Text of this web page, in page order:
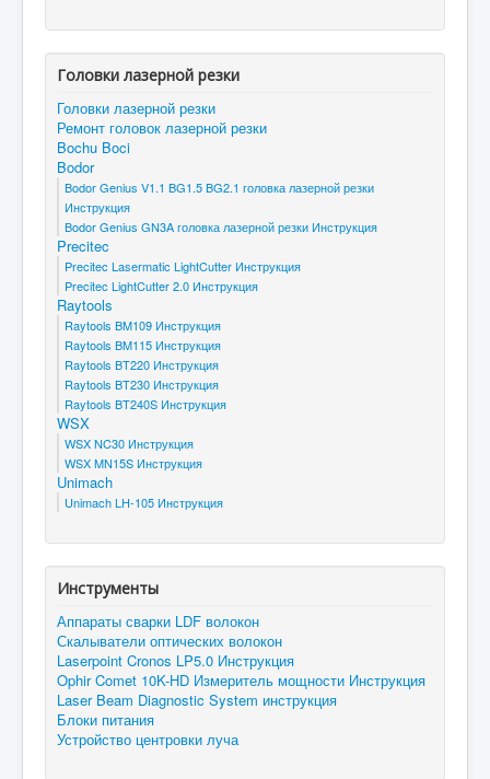
Головки лазерной резки
Головки лазерной резки
Ремонт головок лазерной резки
Bochu Boci
Bodor
Bodor Genius V1.1 BG1.5 BG2.1 головка лазерной резки
Инструкция
Bodor Genius GN3A головка лазерной резки Инструкция
Precitec
Precitec Lasermatic LightCutter Инструкция
Precitec LightCutter 2.0 Инструкция
Raytools
Raytools BM109 Инструкция
Raytools BM115 Инструкция
Raytools BT220 Инструкция
Raytools BT230 Инструкция
Raytools BT240S Инструкция
WSX
WSX NC30 Инструкция
WSX MN15S Инструкция
Unimach
Unimach LH-105 Инструкция
Инструменты
Аппараты сварки LDF волокон
Скалыватели оптических волокон
Laserpoint Cronos LP5.0 Инструкция
Ophir Comet 10K-HD Измеритель мощности Инструкция
Laser Beam Diagnostic System инструкция
Блоки питания
Устройство центровки луча